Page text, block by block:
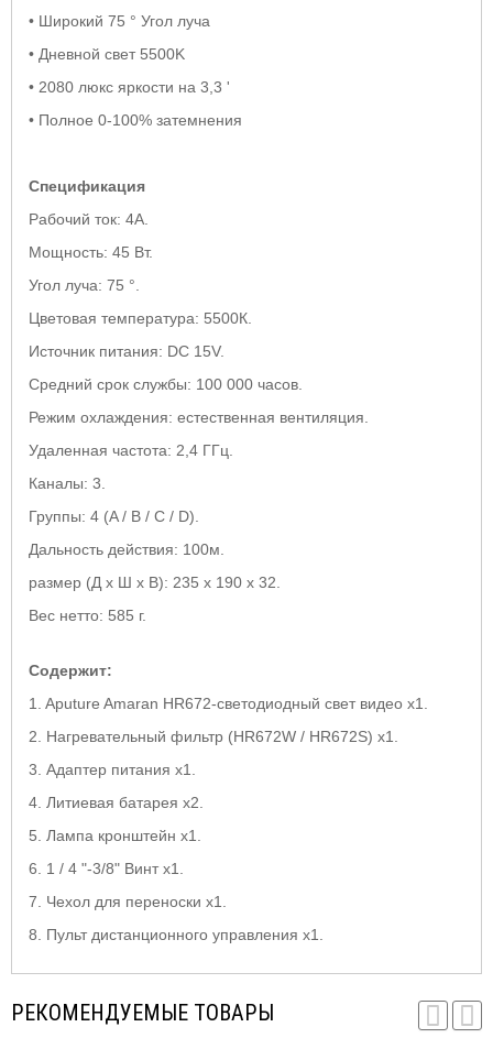
• Широкий 75 ° Угол луча
• Дневной свет 5500K
• 2080 люкс яркости на 3,3 '
• Полное 0-100% затемнения
Спецификация
Рабочий ток: 4А.
Мощность: 45 Вт.
Угол луча: 75 °.
Цветовая температура: 5500К.
Источник питания: DC 15V.
Средний срок службы: 100 000 часов.
Режим охлаждения: естественная вентиляция.
Удаленная частота: 2,4 ГГц.
Каналы: 3.
Группы: 4 (A / B / C / D).
Дальность действия: 100м.
размер (Д х Ш х В): 235 х 190 х 32.
Вес нетто: 585 г.
Содержит:
1. Aputure Amaran HR672-светодиодный свет видео x1.
2. Нагревательный фильтр (HR672W / HR672S) x1.
3. Адаптер питания x1.
4. Литиевая батарея х2.
5. Лампа кронштейн x1.
6. 1 / 4 "-3/8" Винт x1.
7. Чехол для переноски х1.
8. Пульт дистанционного управления x1.
РЕКОМЕНДУЕМЫЕ ТОВАРЫ